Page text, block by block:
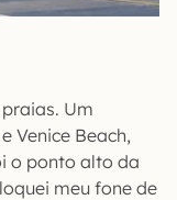
Um
Venice Beach,
o ponto alto da
meu fone de